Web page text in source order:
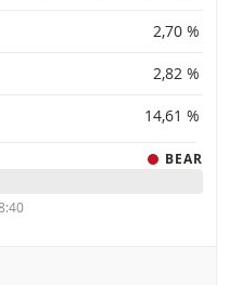
2,70 %
2,82 %
14,61 %
BEAR